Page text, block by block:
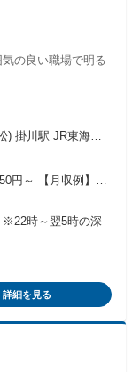
の良い職場で明る
) 掛川駅 JR東海道
掛川ICから車で5
円～ 【月収例】
詳細を見る